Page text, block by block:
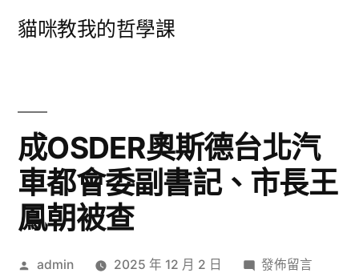
貓咪教我的哲學課
成OSDER奧斯德台北汽
車都會委副書記、市長王
鳳朝被查
作
admin 2025 年 12 月 2 日
在
發佈留言